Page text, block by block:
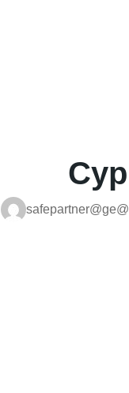
safepartner@ge@